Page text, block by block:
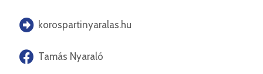
korospartinyaralas.hu
Tamás Nyaraló